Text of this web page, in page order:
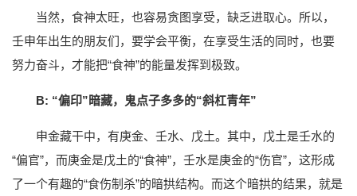
当然，食神太旺，也容易贪图享受，缺乏进取心。所以，
壬申年出生的朋友们，要学会平衡，在享受生活的同时，也要
努力奋斗，才能把“食神”的能量发挥到极致。
B: “偏印”暗藏，鬼点子多多的“斜杠青年”
申金藏干中，有庚金、壬水、戊土。其中，戊土是壬水的
“偏官”，而庚金是戊土的“食神”，壬水是庚金的“伤官”，这形成
了一个有趣的“食伤制杀”的暗拱结构。而这个暗拱的结果，就是